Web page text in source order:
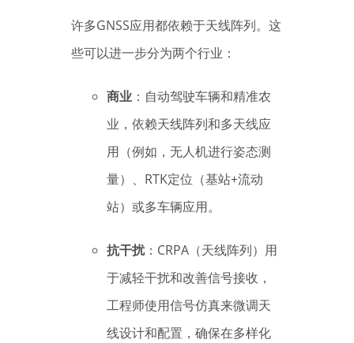
许多GNSS应用都依赖于天线阵列。这
些可以进一步分为两个行业：
商业 ：自动驾驶车辆和精准农
业，依赖天线阵列和多天线应
用（例如，无人机进行姿态测
量）、RTK定位（基站+流动
站）或多车辆应用。
抗干扰：CRPA（天线阵列）用
于减轻干扰和改善信号接收，
工程师使用信号仿真来微调天
线设计和配置，确保在多样化